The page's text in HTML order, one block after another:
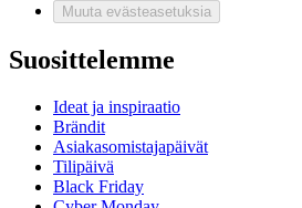
Muuta evästeasetuksia
Suosittelemme
Ideat ja inspiraatio
Brändit
Asiakasomistajapäivät
Tilipäivä
Black Friday